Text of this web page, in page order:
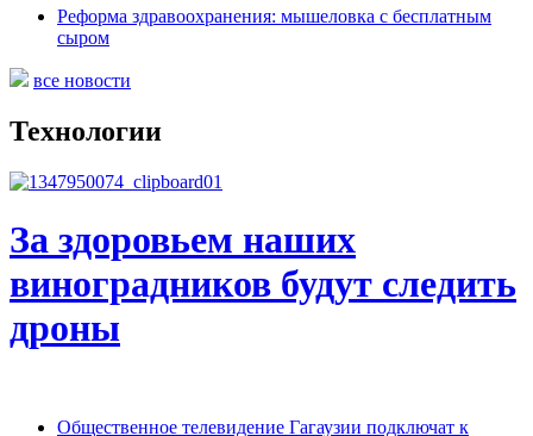
Реформа здравоохранения: мышеловка с бесплатным
сыром
все новости
Технологии
За здоровьем наших
виноградников будут следить
дроны
Общественное телевидение Гагаузии подключат к